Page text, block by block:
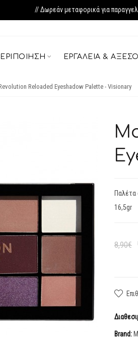
// Δωρεάν μεταφορικά για
ΕΡΓΑΛΕΊΑ &
Reloaded Eyeshadow Palette - Visionary
16,5gr
8,90€
Brand: